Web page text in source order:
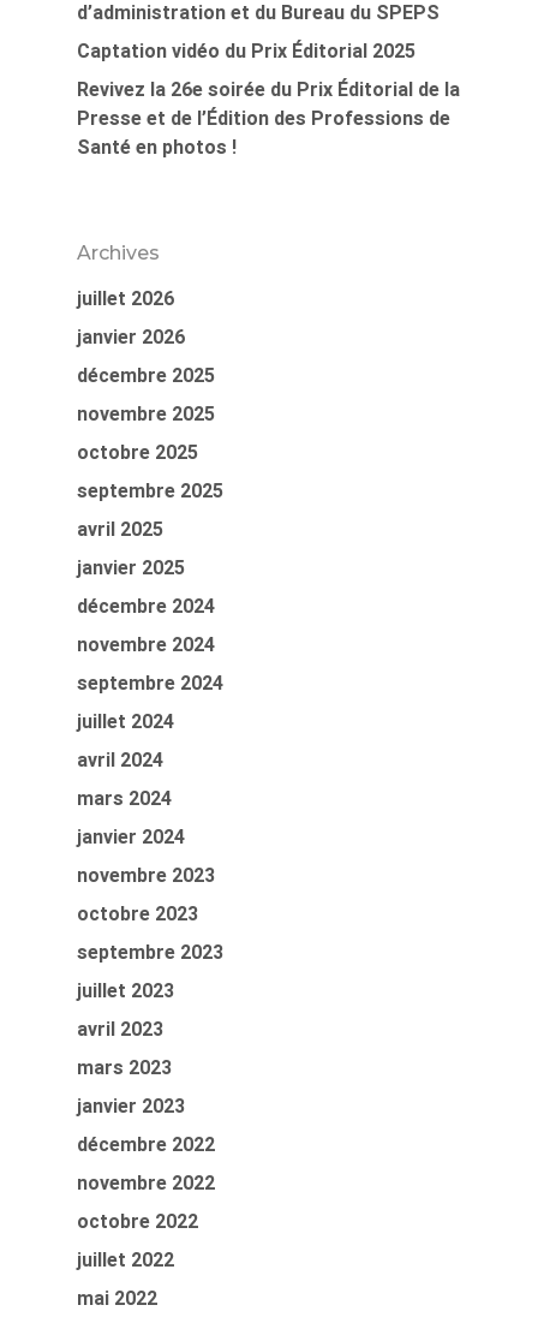
d’administration et du Bureau du SPEPS
Captation vidéo du Prix Éditorial 2025
Revivez la 26e soirée du Prix Éditorial de la
Presse et de l’Édition des Professions de
Santé en photos !
Archives
juillet 2026
janvier 2026
décembre 2025
novembre 2025
octobre 2025
septembre 2025
avril 2025
janvier 2025
décembre 2024
novembre 2024
septembre 2024
juillet 2024
avril 2024
mars 2024
janvier 2024
novembre 2023
octobre 2023
septembre 2023
juillet 2023
avril 2023
mars 2023
janvier 2023
décembre 2022
novembre 2022
octobre 2022
juillet 2022
mai 2022